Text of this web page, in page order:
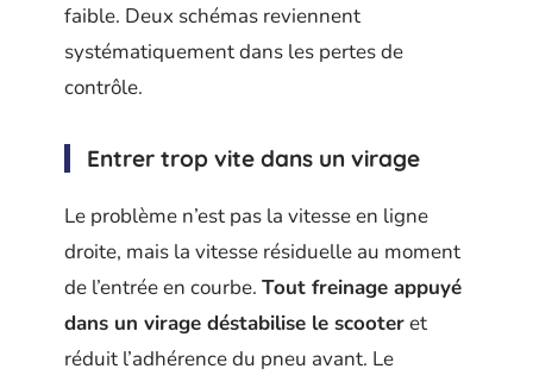
faible. Deux schémas reviennent
systématiquement dans les pertes de
contrôle.
Entrer trop vite dans un virage
Le problème n’est pas la vitesse en ligne
droite, mais la vitesse résiduelle au moment
de l’entrée en courbe. Tout freinage appuyé
dans un virage déstabilise le scooteret
réduit l’adhérence du pneu avant. Le